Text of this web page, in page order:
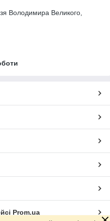
Володимира Великого,
Prom.ua